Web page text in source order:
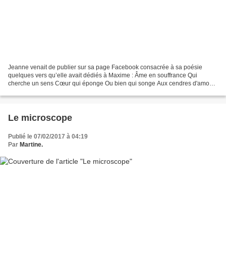
Jeanne venait de publier sur sa page Facebook consacrée à sa poésie
quelques vers qu’elle avait dédiés à Maxime : Âme en souffrance Qui
cherche un sens Cœur qui éponge Ou bien qui songe Aux cendres d'amour
Le microscope
Publié le 07/02/2017 à 04:19
Par Martine.